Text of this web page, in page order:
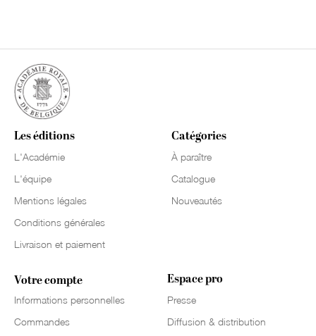
Les éditions
L'Académie
L'équipe
Mentions légales
Conditions générales
Livraison et paiement
Catégories
À paraître
Catalogue
Nouveautés
Votre compte
Informations personnelles
Commandes
Espace pro
Presse
Diffusion & distribution